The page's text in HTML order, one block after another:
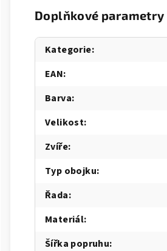
Doplňkové parametry
Kategorie:
EAN:
Barva:
Velikost:
Zvíře:
Typ obojku:
Řada:
Materiál:
Šířka popruhu: